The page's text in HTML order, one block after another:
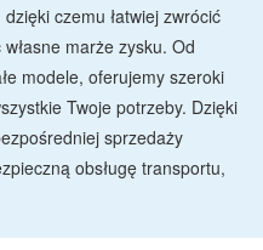
czemu łatwiej zwrócić
marże zysku. Od
modele, oferujemy szeroki
Twoje potrzeby. Dzięki
sprzedaży
obsługę transportu,